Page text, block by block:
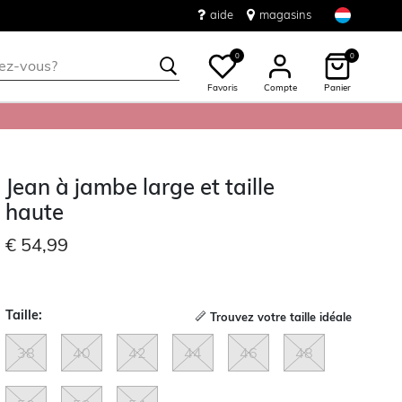
aide magasins
0
Favoris Compte
0
Panier
Jean à jambe large et taille
haute
€ 54,99
Taille: Trouvez votre taille idéale
38 40 42 44 46 48